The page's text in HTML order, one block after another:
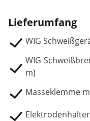
Lieferumfang
WIG
WIG-
m)
Masseklemme